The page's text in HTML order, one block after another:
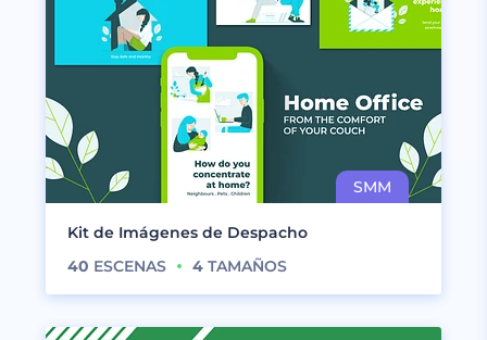
Kit de Imágenes de Despacho
40 ESCENAS 4 TAMAÑOS